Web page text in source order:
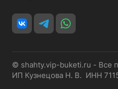
© shahty.vip-buketi.ru - Все
ИП Кузнецова Н. В. ИНН